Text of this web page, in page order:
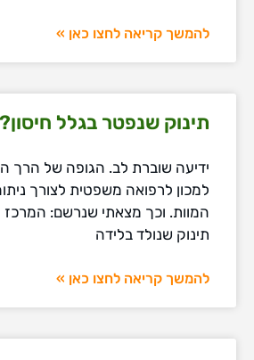
להמשך קריאה לחצו כאן »
תינוק שנפטר בגלל חיסון?
ידיעה שוברת לב. הגופה של הרך
למכון לרפואה משפטית לצורך
המוות. וכך מצאתי שנרשם:
תינוק שנולד בלידה
להמשך קריאה לחצו כאן »